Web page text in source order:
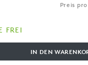
Preis
FREI
IN DEN